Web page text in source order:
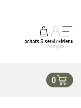
achats & services
mon
compte
Menu
0